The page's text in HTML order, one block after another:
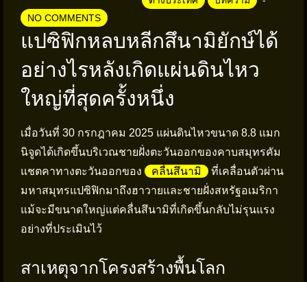
NO COMMENTS
แปซิฟิกหลบหลีกสึนามิยักษ์ได้
อย่างไรหลังเกิดแผ่นดินไหว
ใหญ่ที่สุดครั้งหนึ่ง
เมื่อวันที่ 30 กรกฎาคม 2025 แผ่นดินไหวขนาด 8.8 แมก
นิจูดได้เกิดขึ้นบริเวณชายฝั่งตะวันออกของคาบสมุทรคัม
แชตคาทางตะวันออกของ
คลื่นสึนามิ
ที่เคลื่อนตัวผ่าน
มหาสมุทรแปซิฟิกมาถึงฮาวายและชายฝั่งสหรัฐอเมริกา
แม้จะมีขนาดใหญ่แต่คลื่นสึนามิที่เกิดขึ้นกลับไม่รุนแรง
อย่างที่ประเมินไว้
สาเหตุจากโครงสร้างพื้นโลก